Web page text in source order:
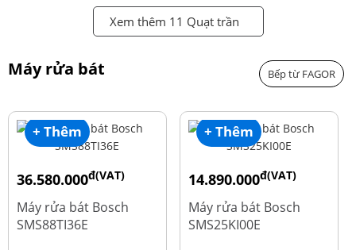
Xem thêm 11 Quạt trần
Máy rửa bát Bếp từ FAGOR
+ Thêm
36.580.000đ(VAT)
50.740.000
Máy rửa bát Bosch
SMS88TI36E
+ Thêm
14.890.000đ(VAT)
24.270.000
Máy rửa bát Bosch
SMS25KI00E